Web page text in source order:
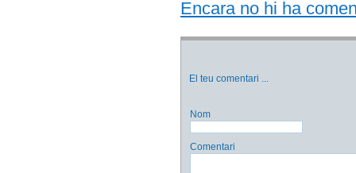
Encara no hi ha
El teu comentari ...
Nom
Comentari